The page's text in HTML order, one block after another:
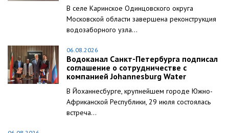
В селе Каринское Одинцовского округа
Московской области завершена реконструкция
водозаборного узла...
06.08.2026
Водоканал Санкт-Петербурга подписал
соглашение о сотрудничестве с
компанией Johannesburg Water
В Йоханнесбурге, крупнейшем городе Южно-
Африканской Республики, 29 июля состоялась
встреча...